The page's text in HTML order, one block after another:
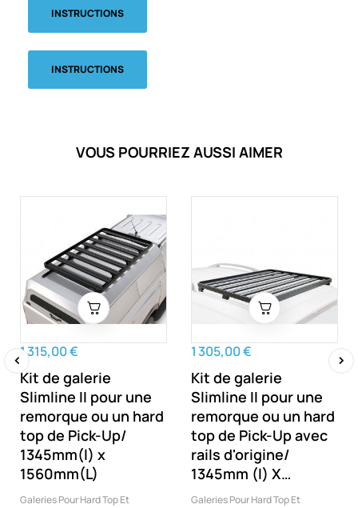
INSTRUCTIONS
INSTRUCTIONS
VOUS POURRIEZ AUSSI AIMER
1 315,00 €
Kit de galerie
Slimline II pour une
remorque ou un hard
top de Pick-Up/
1345mm(l) x
1560mm(L)
Galeries Pour Hard Top Et
1 305,00 €
Kit de galerie
Slimline II pour une
remorque ou un hard
top de Pick-Up avec
rails d'origine/
1345mm (l) X
1762mm (L)
Galeries Pour Hard Top Et